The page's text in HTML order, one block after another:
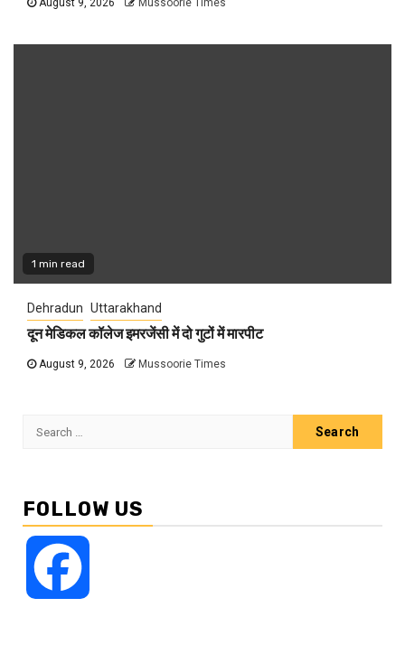
August 9, 2026 Mussoorie Times
1 min read
Dehradun Uttarakhand
दून मेडिकल कॉलेज इमरजेंसी में दो गुटों में मारपीट
August 9, 2026 Mussoorie Times
Search
FOLLOW US